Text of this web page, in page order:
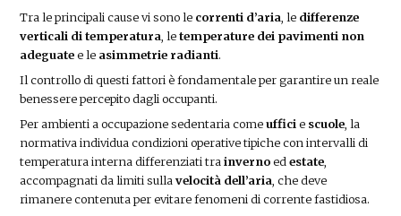
Tra le principali cause vi sono le correnti d’aria , le differenze
verticali di temperatura , letemperature dei pavimenti non
adeguatee le asimmetrie radianti.
Il controllo di questi fattori è fondamentale per garantire un reale
benessere percepito dagli occupanti.
Per ambienti a occupazione sedentaria comeuffici e scuole , la
normativa individua condizioni operative tipiche con intervalli di
temperatura interna differenziati trainvernoedestate
accompagnati da limiti sullavelocità dell’aria , che deve
rimanere contenuta per evitare fenomeni di corrente fastidiosa.